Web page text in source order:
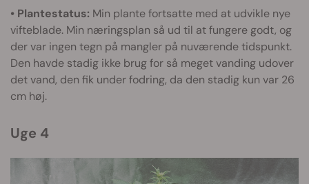
• Plantestatus: Min plante fortsatte med at udvikle nye
vifteblade. Min næringsplan så ud til at fungere godt, og
der var ingen tegn på mangler på nuværende tidspunkt.
Den havde stadig ikke brug for så meget vanding udover
det vand, den fik under fodring, da den stadig kun var 26
cm høj.
Uge 4